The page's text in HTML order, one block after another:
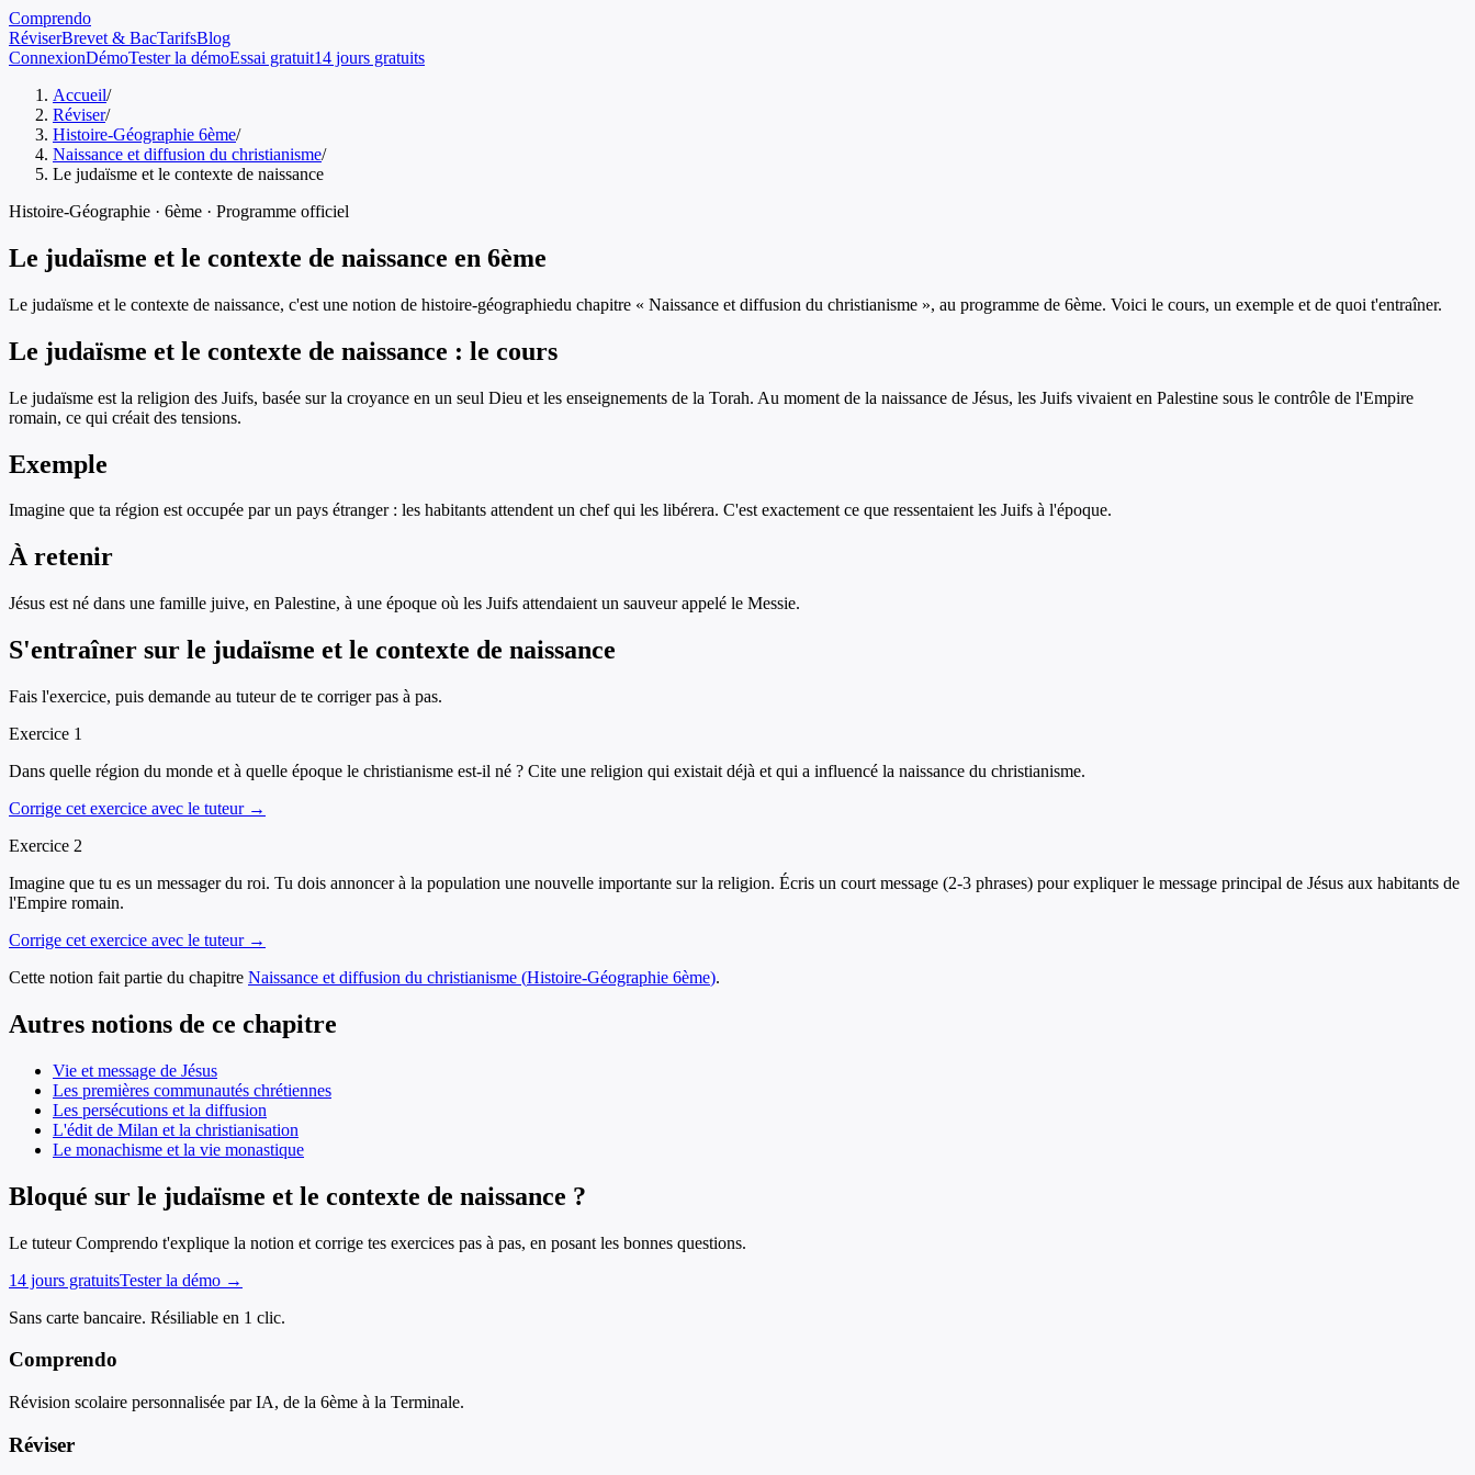
Comprendo
RéviserBrevet & BacTarifsBlog
ConnexionDémoTester la démoEssai gratuit14 jours gratuits
Accueil/
Réviser/
Histoire-Géographie 6ème/
Naissance et diffusion du christianisme/
Le judaïsme et le contexte de naissance
Histoire-Géographie · 6ème · Programme officiel
Le judaïsme et le contexte de naissance en 6ème
Le judaïsme et le contexte de naissance, c'est une notion de histoire-géographiedu chapitre « Naissance et diffusion du christianisme », au programme de 6ème. Voici le cours, un exemple et de quoi t'entraîner.
Le judaïsme et le contexte de naissance : le cours
Le judaïsme est la religion des Juifs, basée sur la croyance en un seul Dieu et les enseignements de la Torah. Au moment de la naissance de Jésus, les Juifs vivaient en Palestine sous le contrôle de l'Empire
romain, ce qui créait des tensions.
Exemple
Imagine que ta région est occupée par un pays étranger : les habitants attendent un chef qui les libérera. C'est exactement ce que ressentaient les Juifs à l'époque.
À retenir
Jésus est né dans une famille juive, en Palestine, à une époque où les Juifs attendaient un sauveur appelé le Messie.
S'entraîner sur le judaïsme et le contexte de naissance
Fais l'exercice, puis demande au tuteur de te corriger pas à pas.
Exercice 1
Dans quelle région du monde et à quelle époque le christianisme est-il né ? Cite une religion qui existait déjà et qui a influencé la naissance du christianisme.
Corrige cet exercice avec le tuteur →
Exercice 2
Imagine que tu es un messager du roi. Tu dois annoncer à la population une nouvelle importante sur la religion. Écris un court message (2-3 phrases) pour expliquer le message principal de Jésus aux habitants de
l'Empire romain.
Corrige cet exercice avec le tuteur →
Cette notion fait partie du chapitre Naissance et diffusion du christianisme (Histoire-Géographie 6ème).
Autres notions de ce chapitre
Vie et message de Jésus
Les premières communautés chrétiennes
Les persécutions et la diffusion
L'édit de Milan et la christianisation
Le monachisme et la vie monastique
Bloqué sur le judaïsme et le contexte de naissance ?
Le tuteur Comprendo t'explique la notion et corrige tes exercices pas à pas, en posant les bonnes questions.
14 jours gratuitsTester la démo →
Sans carte bancaire. Résiliable en 1 clic.
Comprendo
Révision scolaire personnalisée par IA, de la 6ème à la Terminale.
Réviser